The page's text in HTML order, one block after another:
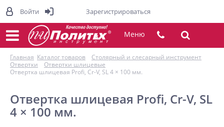
Меню
Главная Каталог товаров
Столярный и слесарный инструмент
Отвертки
Отвертки шлицевые
Отвертка шлицевая Profi, Cr-V, SL 4 × 100 мм.
Отвертка шлицевая Profi, Cr-V, SL
4 × 100 мм.
Войти Зарегистрироваться